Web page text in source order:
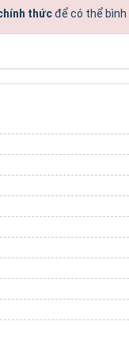
thứcđể có thể bình